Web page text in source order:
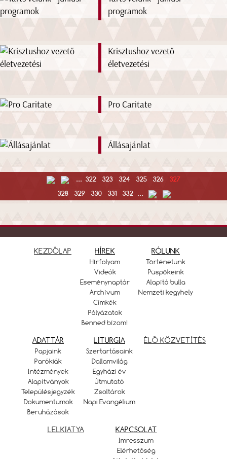
programok
Krisztushoz vezető
életvezetési
Pro Caritate
Állásajánlat
... 322 323 324 325 326
327
328
329 330 331 332 ...
KEZDŐLAP HÍREK
Hírfolyam
Videók
Eseménynaptár
Archívum
Címkék
Pályázatok
Benned bízom!
RÓLUNK
Történetünk
Püspökeink
Alapító bulla
Nemzeti kegyhely
ADATTÁR
Papjaink
Parókiák
Intézmények
Alapítványok
Településjegyzék
Dokumentumok
Beruházások
LITURGIA
Szertartásaink
Dallamvilág
Egyházi év
Útmutató
Zsoltárok
Napi Evangélium
ÉLŐ KÖZVETÍTÉS
LELKIATYA KAPCSOLAT
Imresszum
Elérhetőség